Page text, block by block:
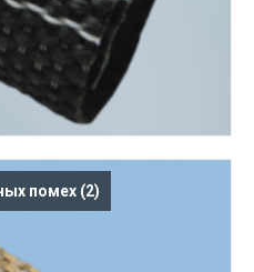
помех (2)